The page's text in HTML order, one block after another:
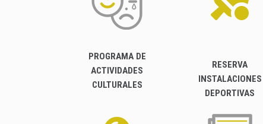
PROGRAMA DE
ACTIVIDADES
CULTURALES
RESERVA
INSTALACIONES
DEPORTIVAS